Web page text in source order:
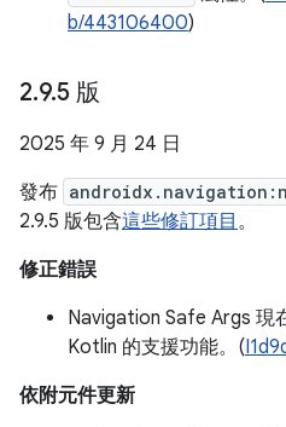
b/443106400)
2.9.5 版
2025 年 9 月 24 日
發布
2.9.5 版包含這些修訂項目 。
修正錯誤
Navigation Safe Args 現
Kotlin 的支援功能。(
依附元件更新